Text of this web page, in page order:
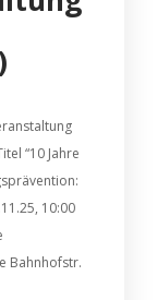
“10 Jahre
10:00
Bahnhofstr.